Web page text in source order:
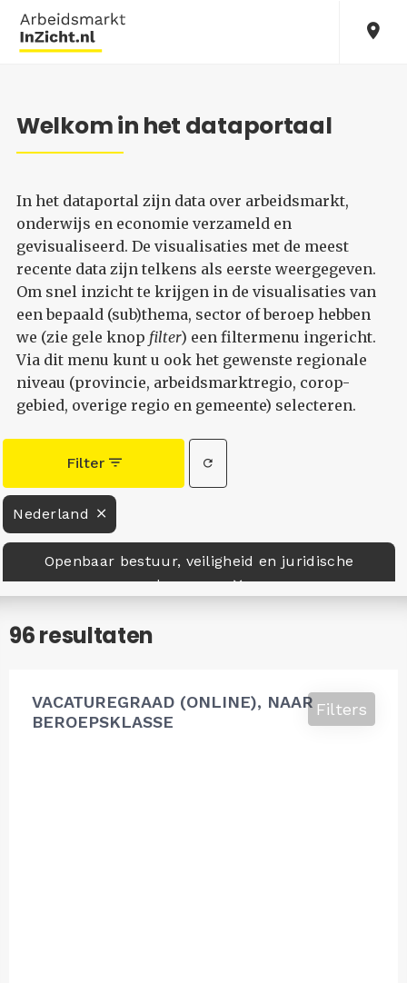
Welkom in het dataportaal
In het dataportal zijn data over arbeidsmarkt,
onderwijs en economie verzameld en
gevisualiseerd. De visualisaties met de meest
recente data zijn telkens als eerste weergegeven.
Om snel inzicht te krijgen in de visualisaties van
een bepaald (sub)thema, sector of beroep hebben
we (zie gele knop filter) een filtermenu ingericht.
Via dit menu kunt u ook het gewenste regionale
niveau (provincie, arbeidsmarktregio, corop-
gebied, overige regio en gemeente) selecteren.
Filter
Nederland
Openbaar bestuur, veiligheid en juridische
beroepen
96 resultaten
VACATUREGRAAD (ONLINE), NAAR
BEROEPSKLASSE
Filters